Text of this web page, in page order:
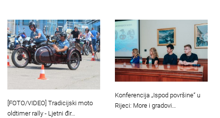
[FOTO/VIDEO] Tradicijski moto
oldtimer rally - Ljetni đir…
Konferencija „Ispod površine“ u
Rijeci: More i gradovi…